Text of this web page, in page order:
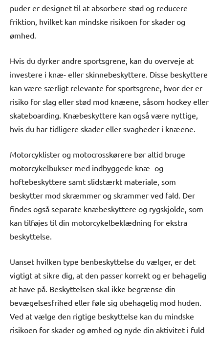
puder er designet til at absorbere stød og reducere
friktion, hvilket kan mindske risikoen for skader og
ømhed.
Hvis du dyrker andre sportsgrene, kan du overveje at
investere i knæ- eller skinnebeskyttere. Disse beskyttere
kan være særligt relevante for sportsgrene, hvor der er
risiko for slag eller stød mod knæene, såsom hockey eller
skateboarding. Knæbeskyttere kan også være nyttige,
hvis du har tidligere skader eller svagheder i knæene.
Motorcyklister og motocrosskørere bør altid bruge
motorcykelbukser med indbyggede knæ- og
hoftebeskyttere samt slidstærkt materiale, som
beskytter mod skræmmer og skrammer ved fald. Der
findes også separate knæbeskyttere og rygskjolde, som
kan tilføjes til din motorcykelbeklædning for ekstra
beskyttelse.
Uanset hvilken type benbeskyttelse du vælger, er det
vigtigt at sikre dig, at den passer korrekt og er behagelig
at have på. Beskyttelsen skal ikke begrænse din
bevægelsesfrihed eller føle sig ubehagelig mod huden.
Ved at vælge den rigtige beskyttelse kan du mindske
risikoen for skader og ømhed og nyde din aktivitet i fuld